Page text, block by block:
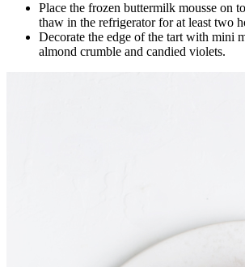
Place the frozen buttermilk mousse on
thaw in the refrigerator for at least two
Decorate the edge of the tart with mini
almond crumble and candied violets.